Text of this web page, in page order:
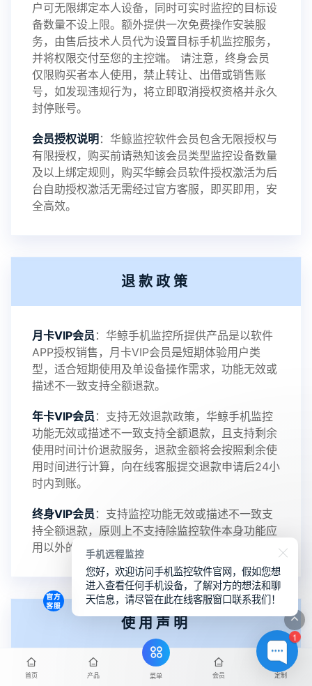
2024-03-16 V3.5
2023-01-12 V3.3
户可无限绑定本人设备，同时可实时监控的目标设
备数量不设上限。额外提供一次免费操作安装服
务，由售后技术人员代为设置目标手机监控服务，
并将权限交付至您的主控端。 请注意，终身会员
仅限购买者本人使用，禁止转让、出借或销售账
号，如发现违规行为，将立即取消授权资格并永久
封停账号。
会员授权说明 ：华鲸监控软件会员包含无限授权与
有限授权，购买前请熟知该会员类型监控设备数量
及以上绑定规则，购买华鲸会员软件授权激活为后
台自助授权激活无需经过官方客服，即买即用，安
全高效。
退款政策
月卡VIP会员 ：华鲸手机监控所提供产品是以软件
APP授权销售，月卡VIP会员是短期体验用户类
型，适合短期使用及单设备操作需求，功能无效或
描述不一致支持全额退款。
年卡VIP会员 ：支持无效退款政策，华鲸手机监控
功能无效或描述不一致支持全额退款，且支持剩余
使用时间计价退款服务，退款金额将会按照剩余使
用时间进行计算，向在线客服提交退款申请后24小
时内到账。
终身VIP会员 ：支持监控功能无效或描述不一致支
持全额退款，原则上不支持除监控软件本身功能应
用以外的问题申请退款，请购买前熟知。
使用声明
华鲸官方不承诺对任何由于使用本软件而引起的损
首页 产品 菜单 会员 定制
1
手机远程监控
您好，欢迎访问手机监控软件官网，假如您想
进入查看任何手机设备，了解对方的想法和聊
天信息，请尽管在此在线客服窗口联系我们！